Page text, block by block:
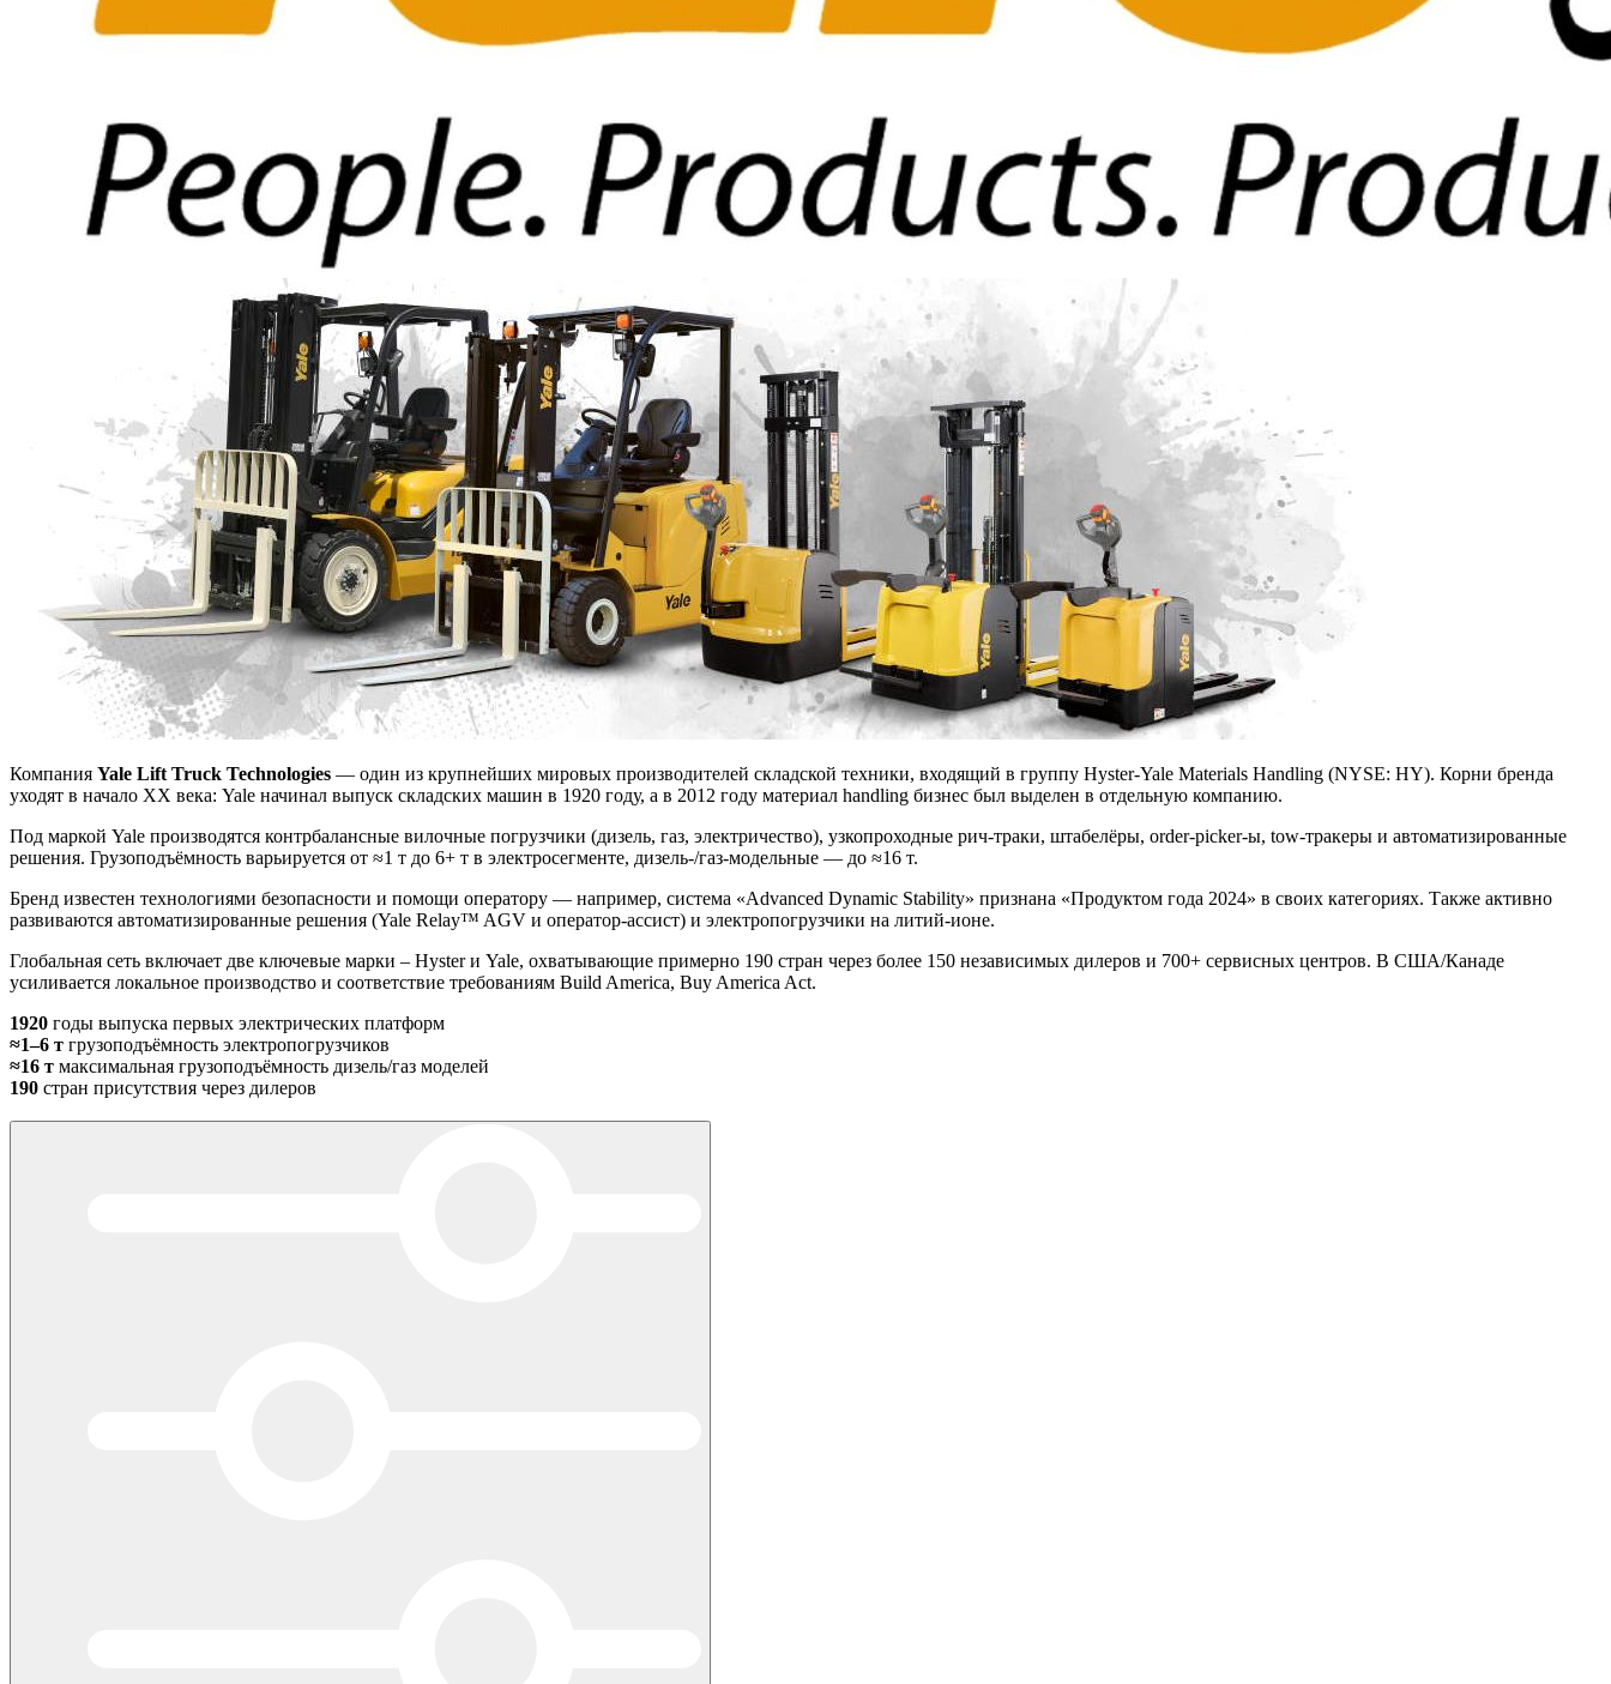
Компания Yale Lift Truck Technologies — один из крупнейших мировых производителей складской техники, входящий в группу Hyster‑Yale Materials Handling (NYSE: HY). Корни бренда
уходят в начало XX века: Yale начинал выпуск складских машин в 1920 году, а в 2012 году материал handling бизнес был выделен в отдельную компанию.
Под маркой Yale производятся контрбалансные вилочные погрузчики (дизель, газ, электричество), узкопроходные рич‑траки, штабелёры, order‑picker‑ы, tow‑тракеры и автоматизированные
решения. Грузоподъёмность варьируется от ≈1 т до 6+ т в электросегменте, дизель‑/газ‑модельные — до ≈16 т.
Бренд известен технологиями безопасности и помощи оператору — например, система «Advanced Dynamic Stability» признана «Продуктом года 2024» в своих категориях. Также активно
развиваются автоматизированные решения (Yale Relay™ AGV и оператор‑ассист) и электропогрузчики на литий‑ионе.
Глобальная сеть включает две ключевые марки – Hyster и Yale, охватывающие примерно 190 стран через более 150 независимых дилеров и 700+ сервисных центров. В США/Канаде
усиливается локальное производство и соответствие требованиям Build America, Buy America Act.
1920 годы выпуска первых электрических платформ
≈1–6 т грузоподъёмность электропогрузчиков
≈16 т максимальная грузоподъёмность дизель/газ моделей
190 стран присутствия через дилеров